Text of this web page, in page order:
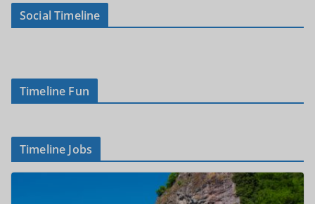
Social Timeline
Timeline Fun
Timeline Jobs